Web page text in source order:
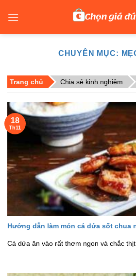
CHUYÊN MỤC:
Trang chủ Chia sẻ kinh nghiệm
Hướng dẫn làm món cá dứa sốt chua
Cá dứa ăn vào rất thơm ngon và chắc
18
Th11